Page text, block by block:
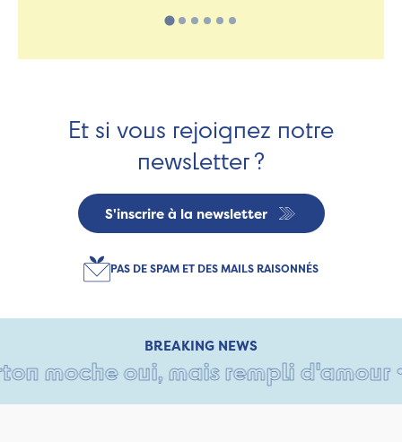
Et si vous rejoignez notre
newsletter ?
S'inscrire à la newsletter
PAS DE SPAM ET DES MAILS RAISONNÉS
BREAKING NEWS
oui, mais rempli d'amour •